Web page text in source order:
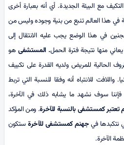
مع البيئة الجديدة. أي أنه بعبارة أخرى
في هذا العالم تنبع من بنية وجوده وليس من
الجنين في هذا الوضع يجب عليه الانتقال إلى
منها نتيجة فترة الحمل. المستشفى هو
الحالية للمريض ولديه القدرة على تكييف
واللافت للانتباه أنه وفقا للنسبة التي تربط
فإننا سوف نشهد ما يشابه ذلك في الآخرة،
تعتبر كمستشفى بالنسبة للآخرة. ومن المؤكد
نتكبدها فيجهنم كمستشفى للآخرةستكون
الآخرة.